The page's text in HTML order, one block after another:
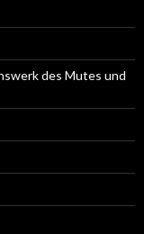
des Mutes und